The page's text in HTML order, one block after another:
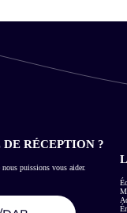
RÉCEPTION ?
puissions vous aider.